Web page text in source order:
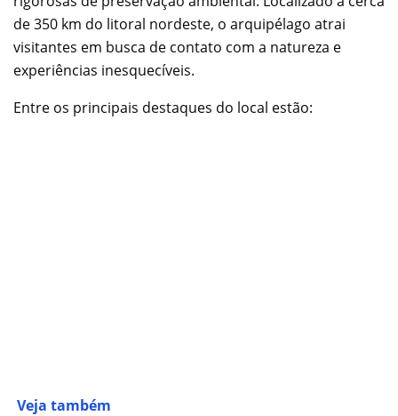
de 350 km do litoral nordeste, o arquipélago atrai
visitantes em busca de contato com a natureza e
experiências inesquecíveis.
Entre os principais destaques do local estão:
Veja também